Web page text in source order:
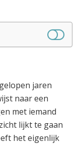
jaren
naar een
met iemand
lijkt te gaan
het eigenlijk